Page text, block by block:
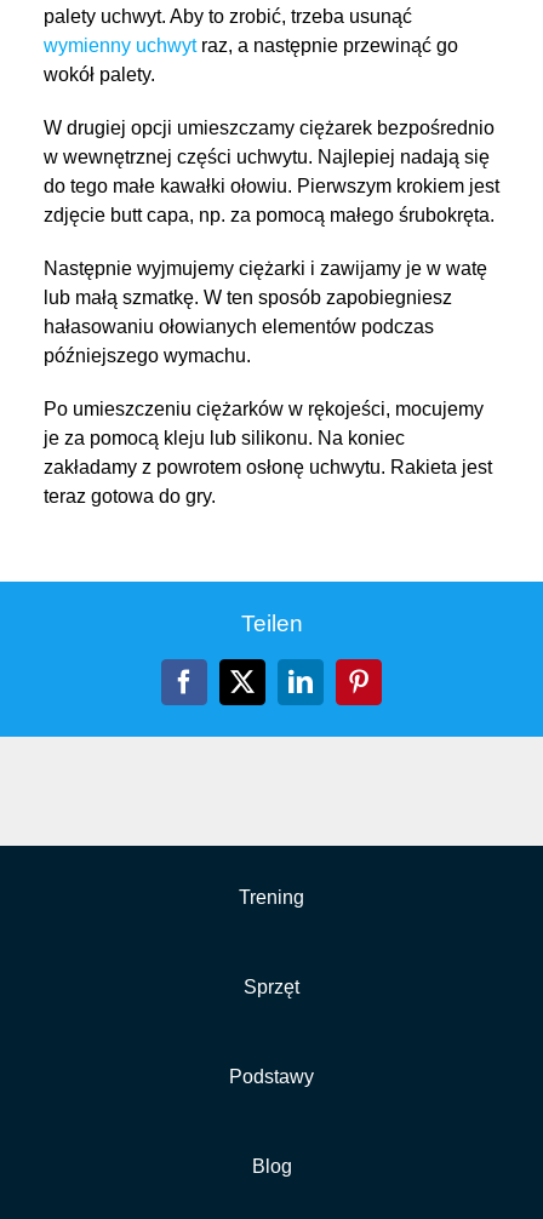
palety uchwyt. Aby to zrobić, trzeba usunąć
wymienny uchwytraz, a następnie przewinąć go
wokół palety.
W drugiej opcji umieszczamy ciężarek bezpośrednio
w wewnętrznej części uchwytu. Najlepiej nadają się
do tego małe kawałki ołowiu. Pierwszym krokiem jest
zdjęcie butt capa, np. za pomocą małego śrubokręta.
Następnie wyjmujemy ciężarki i zawijamy je w watę
lub małą szmatkę. W ten sposób zapobiegniesz
hałasowaniu ołowianych elementów podczas
późniejszego wymachu.
Po umieszczeniu ciężarków w rękojeści, mocujemy
je za pomocą kleju lub silikonu. Na koniec
zakładamy z powrotem osłonę uchwytu. Rakieta jest
teraz gotowa do gry.
Teilen
Facebook
X LinkedInPinterest
Trening
Sprzęt
Podstawy
Blog